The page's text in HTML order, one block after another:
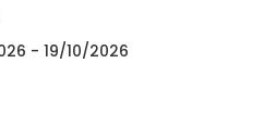
- 19/10/2026